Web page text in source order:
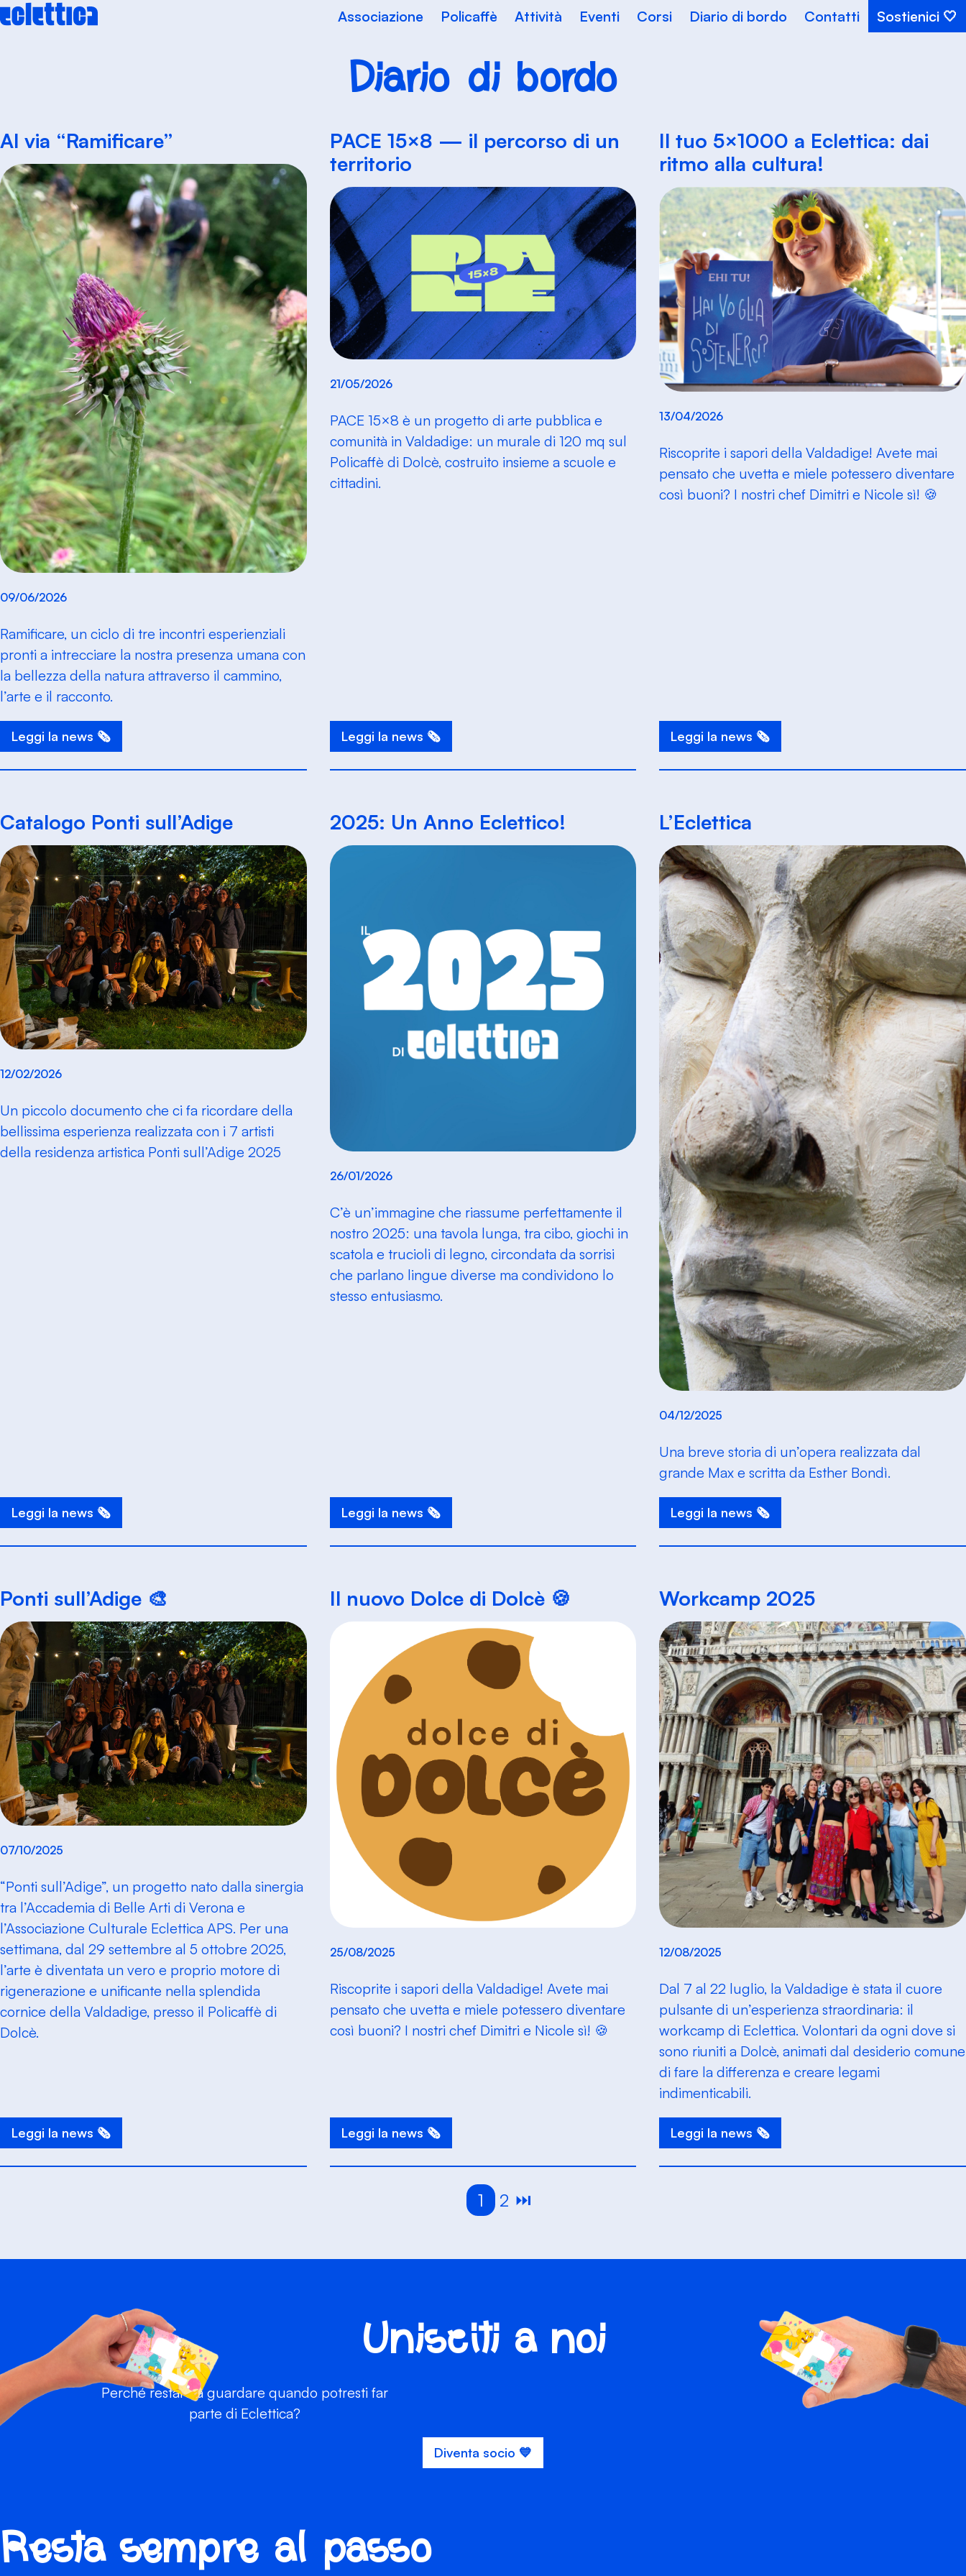
Skip
to
Associazione Policaffè Attività Eventi Corsi Diario di bordo Contatti Sostienici
Diario di bordo
Al via “Ramificare”
09/06/2026
Ramificare, un ciclo di tre incontri esperienziali
pronti a intrecciare la nostra presenza umana con
la bellezza della natura attraverso il cammino,
l’arte e il racconto.
Leggi la news 🗞️
PACE 15×8 — il percorso di un
territorio
21/05/2026
PACE 15×8 è un progetto di arte pubblica e
comunità in Valdadige: un murale di 120 mq sul
Policaffè di Dolcè, costruito insieme a scuole e
cittadini.
Leggi la news 🗞️
Il tuo 5×1000 a Eclettica: dai
ritmo alla cultura!
13/04/2026
Riscoprite i sapori della Valdadige! Avete mai
pensato che uvetta e miele potessero diventare
così buoni? I nostri chef Dimitri e Nicole sì! 🍪
Leggi la news 🗞️
Catalogo Ponti sull’Adige
12/02/2026
Un piccolo documento che ci fa ricordare della
bellissima esperienza realizzata con i 7 artisti
della residenza artistica Ponti sull’Adige 2025
Leggi la news 🗞️
2025: Un Anno Eclettico!
26/01/2026
C’è un’immagine che riassume perfettamente il
nostro 2025: una tavola lunga, tra cibo, giochi in
scatola e trucioli di legno, circondata da sorrisi
che parlano lingue diverse ma condividono lo
stesso entusiasmo.
Leggi la news 🗞️
L’Eclettica
04/12/2025
Una breve storia di un’opera realizzata dal
grande Max e scritta da Esther Bondì.
Leggi la news 🗞️
Ponti sull’Adige 🎨
07/10/2025
“Ponti sull’Adige”, un progetto nato dalla sinergia
tra l’Accademia di Belle Arti di Verona e
l’Associazione Culturale Eclettica APS. Per una
settimana, dal 29 settembre al 5 ottobre 2025,
l’arte è diventata un vero e proprio motore di
rigenerazione e unificante nella splendida
cornice della Valdadige, presso il Policaffè di
Dolcè.
Leggi la news 🗞️
Il nuovo Dolce di Dolcè 🍪
25/08/2025
Riscoprite i sapori della Valdadige! Avete mai
pensato che uvetta e miele potessero diventare
così buoni? I nostri chef Dimitri e Nicole sì! 🍪
Leggi la news 🗞️
Workcamp 2025
12/08/2025
Dal 7 al 22 luglio, la Valdadige è stata il cuore
pulsante di un’esperienza straordinaria: il
workcamp di Eclettica. Volontari da ogni dove si
sono riuniti a Dolcè, animati dal desiderio comune
di fare la differenza e creare legami
indimenticabili.
Leggi la news 🗞️
1 2 ⏭️
Unisciti a noi
Perché restare a guardare quando potresti far
parte di Eclettica?
Diventa socio 💙
Resta sempre al passo